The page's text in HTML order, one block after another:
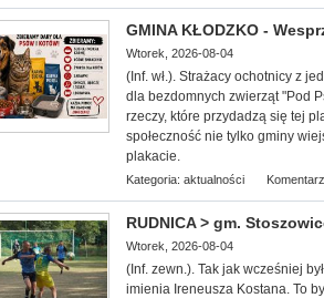
GMINA KŁODZKO -
Wtorek, 2026-08-04
(Inf. wł.). Strażacy ochotnicy z
dla bezdomnych zwierząt "Pod
rzeczy, które przydadzą się tej
społeczność nie tylko gminy
plakacie.
Kategoria: aktualności
RUDNICA > gm.
Wtorek, 2026-08-04
(Inf. zewn.). Tak jak wcześniej
imienia Ireneusza Kostana. To